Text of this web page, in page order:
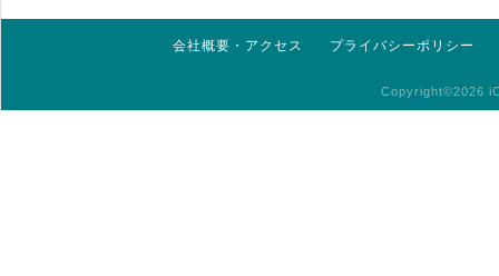
会社概要・アクセス プライバシーポリシー
Copyright©2026